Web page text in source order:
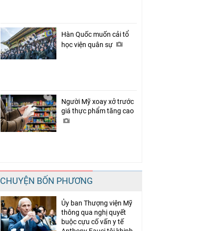
Hàn Quốc muốn cải tổ
học viện quân sự
Người Mỹ xoay xở trước
giá thực phẩm tăng cao
CHUYỆN BỐN PHƯƠNG
Ủy ban Thượng viện Mỹ
thông qua nghị quyết
buộc cựu cố vấn y tế